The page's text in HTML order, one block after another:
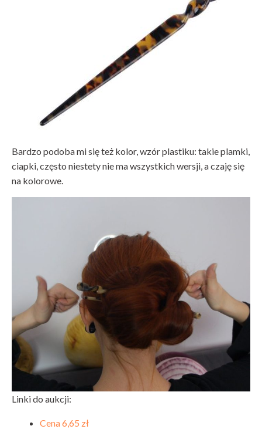
Bardzo podoba mi się też kolor, wzór plastiku: takie plamki,
ciapki, często niestety nie ma wszystkich wersji, a czaję się
na kolorowe.
Linki do aukcji:
Cena 6,65 zł